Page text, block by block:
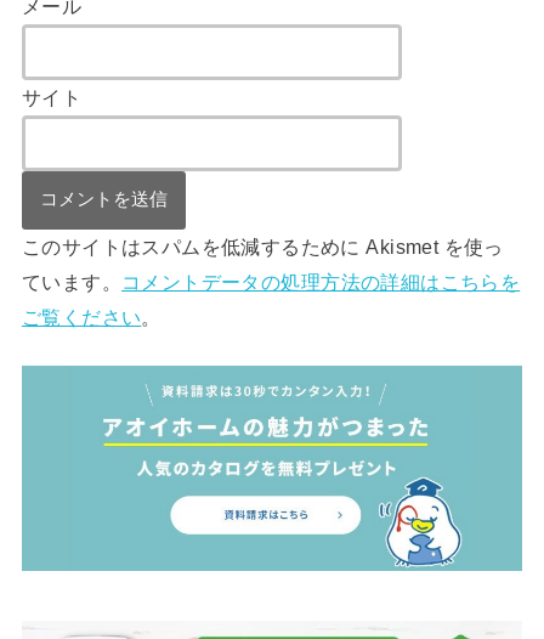
メール
サイト
このサイトはスパムを低減するために Akismet を使っ
ています。
コメントデータの処理方法の詳細はこちらを
ご覧ください。